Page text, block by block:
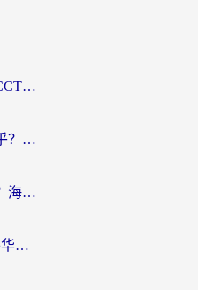
海外党亲测：在海外如何看CCTV？告别“仅限大陆播放”的实用指南
央视影音在海外可以看吗知乎？留学生亲测：3步解决地域限制+追剧自由
在国外怎么看咪咕视频软件？海外党亲测有效的回国加速方案
12123在国外能登录吗？海外华人必看的回国加速实用指南